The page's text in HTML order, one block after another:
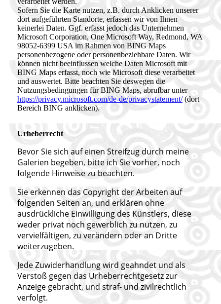
Sofern Sie die Karte nutzen, z.B. durch Anklicken unserer
dort aufgeführten Standorte, erfassen wir von Ihnen
keinerlei Daten. Ggf. erfasst jedoch das Unternehmen
Microsoft Corporation, One Microsoft Way, Redmond, WA
98052-6399 USA im Rahmen von BING Maps
personenbezogene oder personenbeziehbare Daten. Wir
können nicht beeinflussen welche Daten Microsoft mit
BING Maps erfasst, noch wie Microsoft diese verarbeitet
und auswertet. Bitte beachten Sie deswegen die
Nutzungsbedingungen für BING Maps, abrufbar unter
https://privacy.microsoft.com/de-de/privacystatement/(dort
Bereich BING anklicken).
Urheberrecht
Bevor Sie sich auf einen Streifzug durch meine
Galerien begeben, bitte ich Sie vorher, noch
folgende Hinweise zu beachten.
Sie erkennen das Copyright der Arbeiten auf
folgenden Seiten an, und erklären ohne
ausdrückliche Einwilligung des Künstlers, diese
weder privat noch gewerblich zu nutzen, zu
vervielfältigen, zu verändern oder an Dritte
weiterzugeben.
Jede Zuwiderhandlung wird geahndet und als
Verstoß gegen das Urheberrechtgesetz zur
Anzeige gebracht, und straf- und zivilrechtlich
verfolgt.